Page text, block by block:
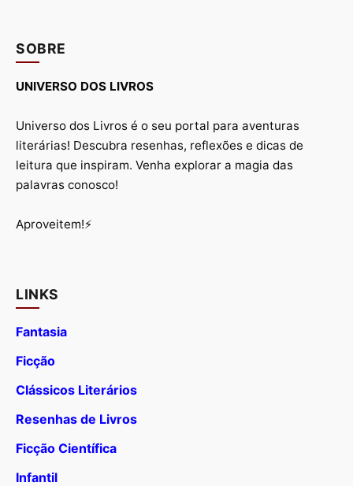
SOBRE
UNIVERSO DOS LIVROS
Universo dos Livros é o seu portal para aventuras
literárias! Descubra resenhas, reflexões e dicas de
leitura que inspiram. Venha explorar a magia das
palavras conosco!
Aproveitem!⚡
LINKS
Fantasia
Ficção
Clássicos Literários
Resenhas de Livros
Ficção Científica
Infantil